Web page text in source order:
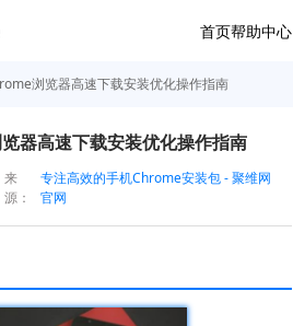
首页帮助中心
浏览器高速下载安装优化操作指南
器高速下载安装优化操作指南
来
源：
专注高效的手机Chrome安装包 - 聚维网
官网